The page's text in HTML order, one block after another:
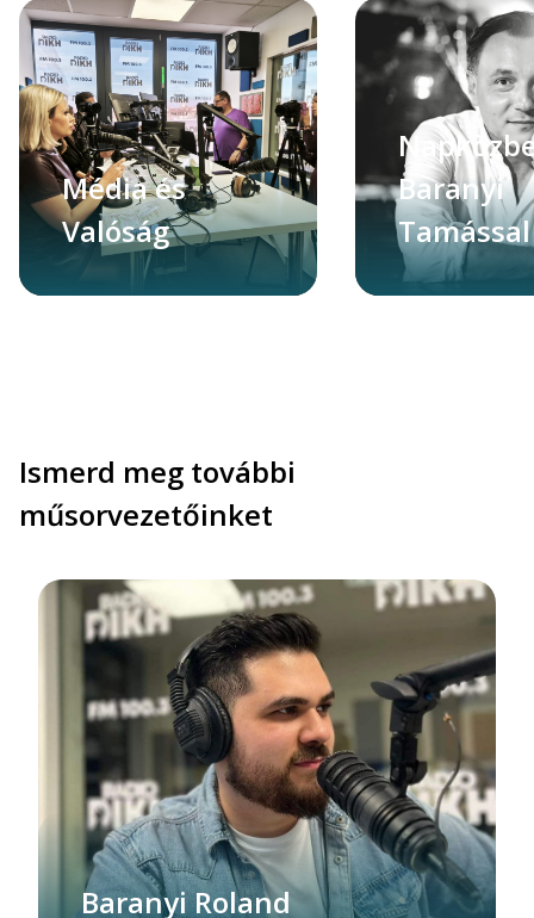
Média és
Valóság
Baranyi
Tamással
Ismerd meg további
műsorvezetőinket
Baranyi Roland